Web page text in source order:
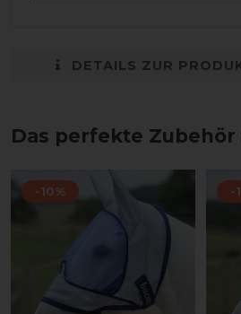
DETAILS ZUR
Das perfekte
-10% -